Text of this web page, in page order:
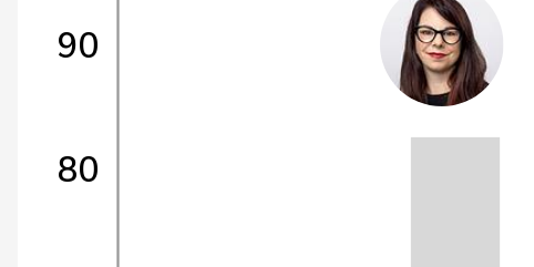
80
90